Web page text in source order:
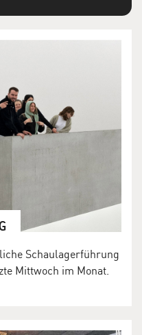
Schaulagerführung
Mittwoch im Monat.